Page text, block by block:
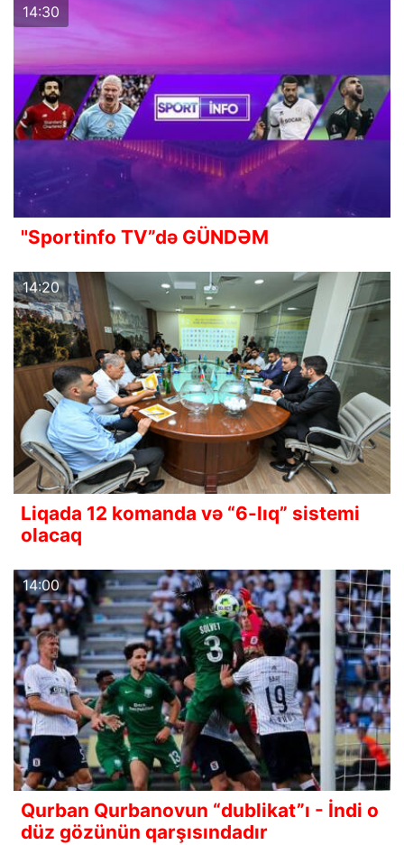
14:30
"Sportinfo TV”də GÜNDƏM
14:20
Liqada 12 komanda və “6-lıq” sistemi
olacaq
14:00
Qurban Qurbanovun “dublikat”ı - İndi o
düz gözünün qarşısındadır